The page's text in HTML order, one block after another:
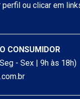
ou clicar em
CONSUMIDOR
- Sex | 9h às 18h)